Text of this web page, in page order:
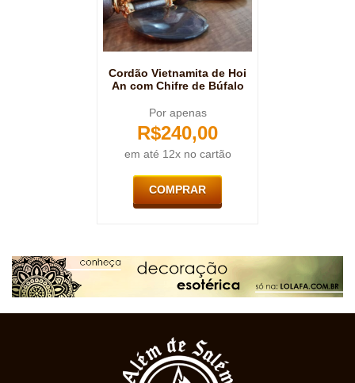
Cordão Vietnamita de Hoi
An com Chifre de Búfalo
Por apenas
R$240,00
em até 12x no cartão
COMPRAR